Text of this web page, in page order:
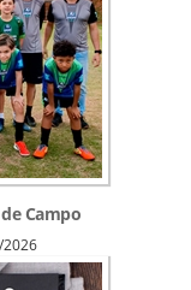
Campo